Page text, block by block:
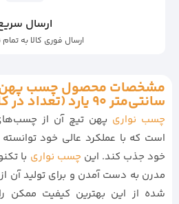
ارسال
ارسال فوری کالا به تمام
سانتی‌متر 90 یارد (تعداد در کارتن: 72 حلقه)
چسب نواری پهن تیچ آن از
است که با عملکرد عالی خود
خود جذب کند. این چسب نواری با
مدرن به دست آمدن و برای تولید آن
شده از این بهترین کیفیت ممکن